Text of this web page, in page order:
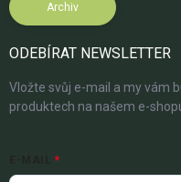
Archiv
ODEBÍRAT NEWSLETTER
Vložte svůj e-mail a my vám
produktech na našem e-